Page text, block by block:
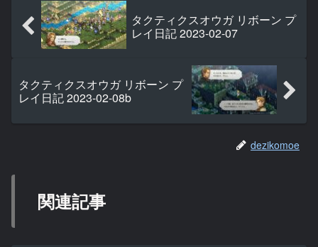
タクティクスオウガ リボーン プ
レイ日記 2023-02-07
タクティクスオウガ リボーン プ
レイ日記 2023-02-08b
dezikomoe
関連記事